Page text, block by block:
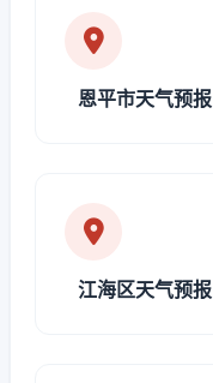
恩平市天气预报
江海区天气预报